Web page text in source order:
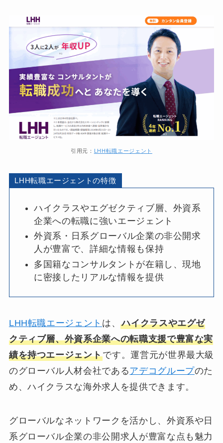
引用元： LHH転職エージェント
LHH転職エージェントの特徴
ハイクラスやエグゼクティブ層、外資系
企業への転職に強いエージェント
外資系・日系グローバル企業の非公開求
人が豊富で、詳細な情報も保持
多国籍なコンサルタントが在籍し、現地
に密接したリアルな情報を提供
LHH転職エージェント は、ハイクラスやエグゼ
クティブ層、外資系企業への転職支援で豊富な実
績を持つエージェントです。運営元が世界最大級
のグローバル人材会社であるアデコグループのた
め、ハイクラスな海外求人を提供できます。
グローバルなネットワークを活かし、外資系や日
系グローバル企業の非公開求人が豊富な点も魅力